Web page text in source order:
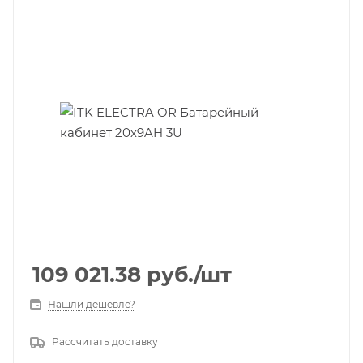
109 021.38 руб./шт
Нашли дешевле?
Рассчитать доставку